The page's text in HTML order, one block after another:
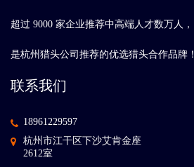
超过 9000 家企业推荐中高端人才数万人，
是杭州猎头公司推荐的优选猎头合作品牌！
联系我们
18961229597
杭州市江干区下沙艾肯金座
2612室